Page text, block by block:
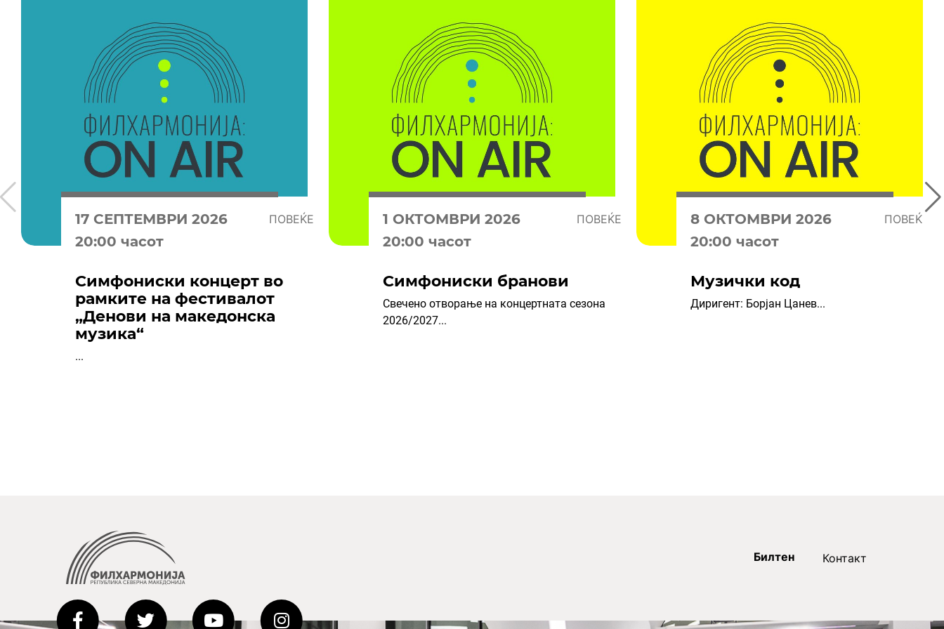
17 СЕПТЕМВРИ 2026 ПОВЕЌЕ
20:00 часот
Симфониски концерт во
рамките на фестивалот
„Денови на македонска
музика“
...
1 OКТОМВРИ 2026 ПОВЕЌЕ
20:00 часот
Симфониски бранови
Свечено отворање на концертната сезона
2026/2027...
8 OКТОМВРИ 2026 ПОВЕЌЕ
20:00 часот
Музички код
Диригент: Борјан Цанев...
Билтен Контакт